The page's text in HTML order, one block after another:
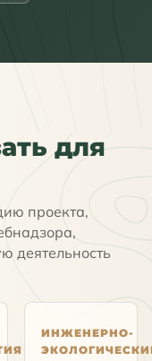
для
проекта,
деятельность
ИНЖЕНЕРНО-